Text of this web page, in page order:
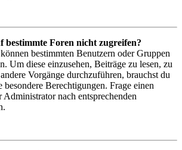
bestimmte Foren nicht zugreifen?
bestimmten Benutzern oder Gruppen
Um diese einzusehen, Beiträge zu lesen, zu
Vorgänge durchzuführen, brauchst du
besondere Berechtigungen. Frage einen
Administrator nach entsprechenden